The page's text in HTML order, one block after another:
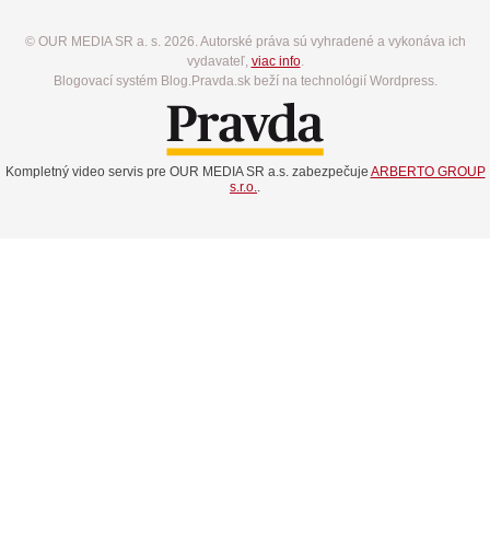
© OUR MEDIA SR a. s. 2026. Autorské práva sú vyhradené a vykonáva ich
vydavateľ, viac info.
Blogovací systém Blog.Pravda.sk beží na technológií Wordpress.
Kompletný video servis pre OUR MEDIA SR a.s. zabezpečuje ARBERTO GROUP
s.r.o.